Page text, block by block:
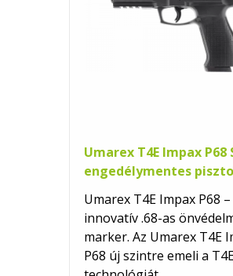
Umarex T4E Impax P68
engedélymentes
Umarex T4E Impax P68 –
innovatív .68-as
marker. Az Umarex T4E
P68 új szintre emeli a